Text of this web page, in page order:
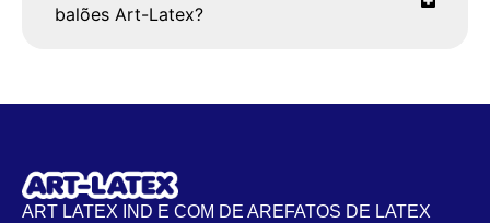
balões Art-Latex?
ART LATEX IND E COM DE AREFATOS DE LATEX